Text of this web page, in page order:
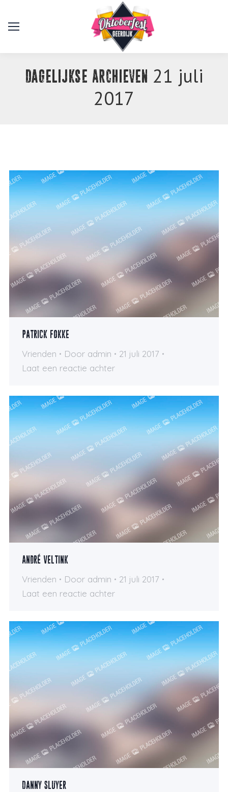
Dagelijkse Archieven 21 juli
2017
Patrick Fokke
Vrienden Door admin
21 juli 2017
Laat een reactie achter
André Veltink
Vrienden Door admin
21 juli 2017
Laat een reactie achter
Danny Sluyer